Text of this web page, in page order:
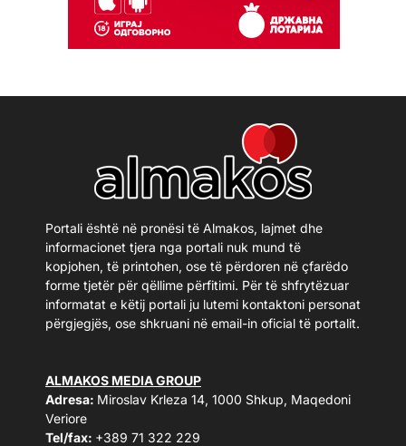
Portali është në pronësi të Almakos, lajmet dhe
informacionet tjera nga portali nuk mund të
kopjohen, të printohen, ose të përdoren në çfarëdo
forme tjetër për qëllime përfitimi. Për të shfrytëzuar
informatat e këtij portali ju lutemi kontaktoni personat
përgjegjës, ose shkruani në email-in oficial të portalit.
ALMAKOS MEDIA GROUP
Adresa: Miroslav Krleza 14, 1000 Shkup, Maqedoni
Veriore
Tel/fax: +389 71 322 229